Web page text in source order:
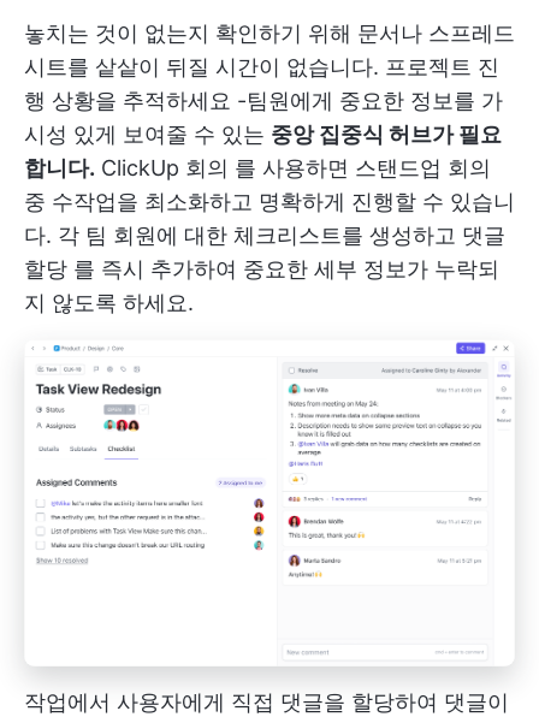
놓치는 것이 없는지 확인하기 위해 문서나 스프레드
시트를 샅샅이 뒤질 시간이 없습니다. 프로젝트 진
행 상황을 추적하세요 -팀원에게 중요한 정보를 가
시성 있게 보여줄 수 있는 중앙 집중식 허브가 필요
합니다. ClickUp 회의 를 사용하면 스탠드업 회의
중 수작업을 최소화하고 명확하게 진행할 수 있습니
다. 각 팀 회원에 대한 체크리스트를 생성하고 댓글
할당 를 즉시 추가하여 중요한 세부 정보가 누락되
지 않도록 하세요.
작업에서 사용자에게 직접 댓글을 할당하여 댓글이